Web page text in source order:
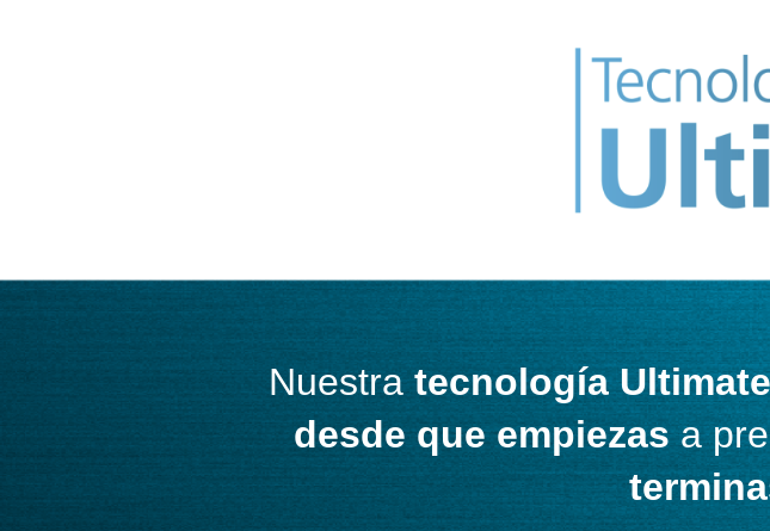
Nuestratecnología Ultimate
desde que empiezasa